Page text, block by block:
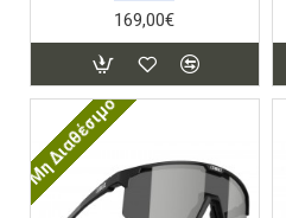
169,00€
Μη Διαθέσιμο